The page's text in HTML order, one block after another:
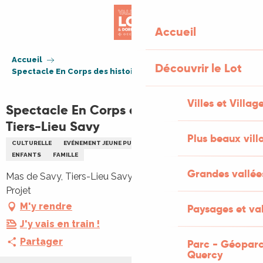
Accueil
Découvrir le Lot
Villes et
Plus beaux
Grandes
Paysages et
Parc -
Quercy
Accueil
Spectacle En Corps des histoires au Tiers-Lieu Savy
Spectacle En Corps des histoires au
Tiers-Lieu Savy
CULTURELLE EVÉNEMENT JEUNE PUBLIC SPECTACLE
DANSE
ENFANTS
FAMILLE
Mas de Savy, Tiers-Lieu Savy, Mas de Savy, 46300 Saint-
Projet
M'y rendre
J'y vais en train !
Partager